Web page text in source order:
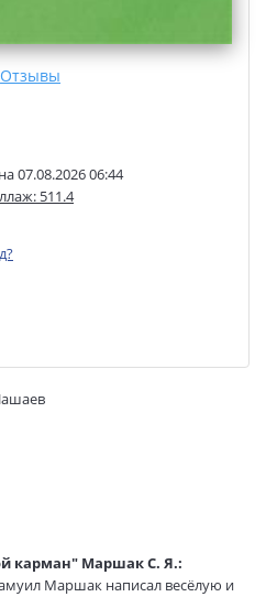
Отзывы
07.08.2026 06:44
511.4
Скобелев Михаил Александрович
карман" Маршак С. Я.:
Маршак написал весёлую и